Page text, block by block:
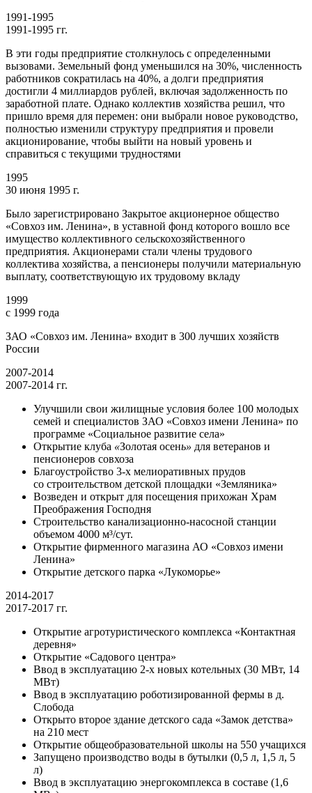
1991-1995
1991-1995 гг.
В эти годы предприятие столкнулось с определенными
вызовами. Земельный фонд уменьшился на 30%, численность
работников сократилась на 40%, а долги предприятия
достигли 4 миллиардов рублей, включая задолженность по
заработной плате. Однако коллектив хозяйства решил, что
пришло время для перемен: они выбрали новое руководство,
полностью изменили структуру предприятия и провели
акционирование, чтобы выйти на новый уровень и
справиться с текущими трудностями
1995
30 июня 1995 г.
Было зарегистрировано Закрытое акционерное общество
«Совхоз им. Ленина», в уставной фонд которого вошло все
имущество коллективного сельскохозяйственного
предприятия. Акционерами стали члены трудового
коллектива хозяйства, а пенсионеры получили материальную
выплату, соответствующую их трудовому вкладу
1999
с 1999 года
ЗАО «Совхоз им. Ленина» входит в 300 лучших хозяйств
России
2007-2014
2007-2014 гг.
Улучшили свои жилищные условия более 100 молодых
семей и специалистов ЗАО «Совхоз имени Ленина» по
программе «Социальное развитие села»
Открытие клуба «Золотая осень» для ветеранов и
пенсионеров совхоза
Благоустройство 3-х мелиоративных прудов
со строительством детской площадки «Земляника»
Возведен и открыт для посещения прихожан Храм
Преображения Господня
Строительство канализационно-насосной станции
объемом 4000 м³/сут.
Открытие фирменного магазина АО «Совхоз имени
Ленина»
Открытие детского парка «Лукоморье»
2014-2017
2017-2017 гг.
Открытие агротуристического комплекса «Контактная
деревня»
Открытие «Садового центра»
Ввод в эксплуатацию 2-х новых котельных (30 МВт, 14
МВт)
Ввод в эксплуатацию роботизированной фермы в д.
Слобода
Открыто второе здание детского сада «Замок детства»
на 210 мест
Открытие общеобразовательной школы на 550 учащихся
Запущено производство воды в бутылки (0,5 л, 1,5 л, 5
л)
Ввод в эксплуатацию энергокомплекса в составе (1,6